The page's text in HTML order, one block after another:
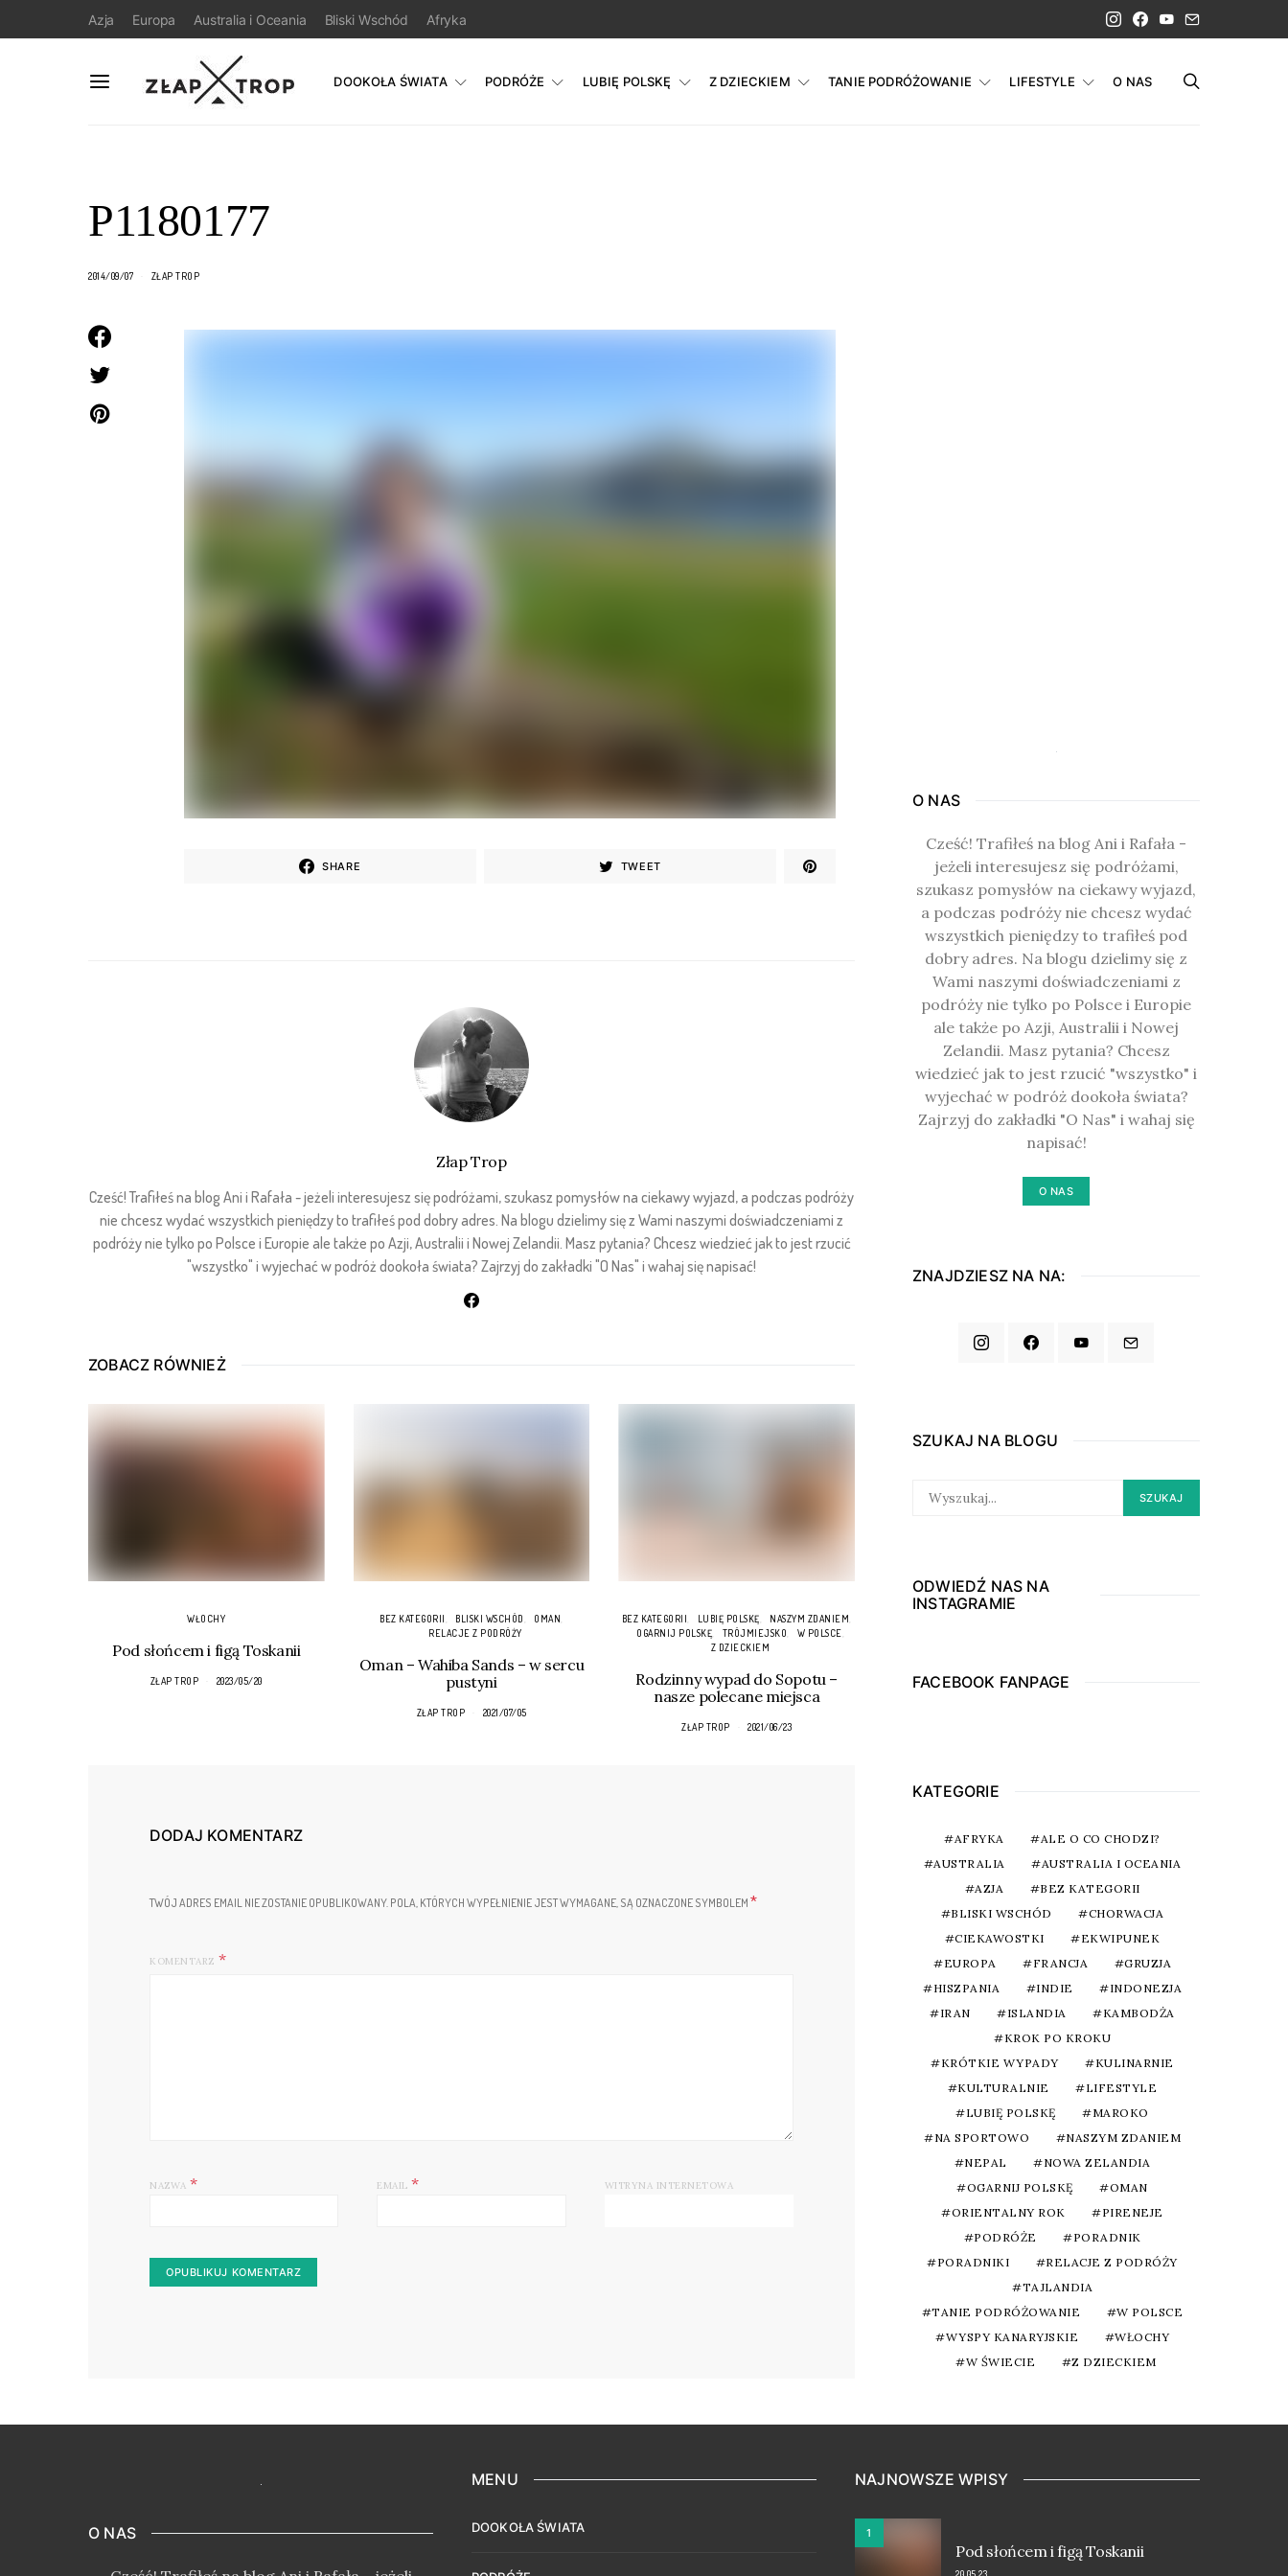
Azja Europa Australia i Oceania Bliski Wschód Afryka
DOOKOŁA ŚWIATA PODRÓŻE LUBIĘ POLSKĘ Z DZIECKIEM TANIE PODRÓŻOWANIE LIFESTYLE O NAS
P1180177
2014/09/07 ZŁAP TROP
SHARE TWEET
Złap Trop
Cześć! Trafiłeś na blog Ani i Rafała - jeżeli interesujesz się podróżami, szukasz pomysłów na ciekawy wyjazd, a podczas podróży
nie chcesz wydać wszystkich pieniędzy to trafiłeś pod dobry adres. Na blogu dzielimy się z Wami naszymi doświadczeniami z
podróży nie tylko po Polsce i Europie ale także po Azji, Australii i Nowej Zelandii. Masz pytania? Chcesz wiedzieć jak to jest rzucić
"wszystko" i wyjechać w podróż dookoła świata? Zajrzyj do zakładki "O Nas" i wahaj się napisać!
ZOBACZ RÓWNIEŻ
WŁOCHY
Pod słońcem i figą Toskanii
ZŁAP TROP 2023/05/20
BEZ KATEGORII BLISKI WSCHÓD
OMAN
RELACJE Z PODRÓŻY
Oman – Wahiba Sands – w sercu
pustyni
ZŁAP TROP 2021/07/05
BEZ KATEGORII LUBIĘ POLSKĘ
NASZYM ZDANIEM
OGARNIJ POLSKĘ
TRÓJMIEJSKO
W POLSCE
Z DZIECKIEM
Rodzinny wypad do Sopotu –
nasze polecane miejsca
ZŁAP TROP 2021/06/23
DODAJ KOMENTARZ
TWÓJ ADRES EMAIL NIE ZOSTANIE OPUBLIKOWANY. POLA, KTÓRYCH WYPEŁNIENIE JEST WYMAGANE, SĄ OZNACZONE SYMBOLEM *
KOMENTARZ
NAZWA * EMAIL* WITRYNA INTERNETOWA
O NAS
Cześć! Trafiłeś na blog Ani i Rafała -
jeżeli interesujesz się podróżami,
szukasz pomysłów na ciekawy wyjazd,
a podczas podróży nie chcesz wydać
wszystkich pieniędzy to trafiłeś pod
dobry adres. Na blogu dzielimy się z
Wami naszymi doświadczeniami z
podróży nie tylko po Polsce i Europie
ale także po Azji, Australii i Nowej
Zelandii. Masz pytania? Chcesz
wiedzieć jak to jest rzucić "wszystko" i
wyjechać w podróż dookoła świata?
Zajrzyj do zakładki "O Nas" i wahaj się
napisać!
O NAS
ZNAJDZIESZ NA NA:
SZUKAJ NA BLOGU
FOR:
SZUKAJ
ODWIEDŹ NAS NA
INSTAGRAMIE
FACEBOOK FANPAGE
KATEGORIE
AFRYKA
ALE O CO CHODZI?
AUSTRALIA
AUSTRALIA I OCEANIA
AZJA
BEZ KATEGORII
BLISKI WSCHÓD
CHORWACJA
CIEKAWOSTKI
EKWIPUNEK
EUROPA
FRANCJA
GRUZJA
HISZPANIA
INDIE
INDONEZJA
IRAN
ISLANDIA
KAMBODŻA
KROK PO KROKU
KRÓTKIE WYPADY
KULINARNIE
KULTURALNIE
LIFESTYLE
LUBIĘ POLSKĘ
MAROKO
NA SPORTOWO
NASZYM ZDANIEM
NEPAL
NOWA ZELANDIA
OGARNIJ POLSKĘ
OMAN
ORIENTALNY ROK
PIRENEJE
PODRÓŻE
PORADNIK
PORADNIKI
RELACJE Z PODRÓŻY
TAJLANDIA
TANIE PODRÓŻOWANIE
W POLSCE
WYSPY KANARYJSKIE
WŁOCHY
W ŚWIECIE
Z DZIECKIEM
O NAS
MENU
DOOKOŁA ŚWIATA
NAJNOWSZE WPISY
1
Pod słońcem i figą Toskanii
20.05.23